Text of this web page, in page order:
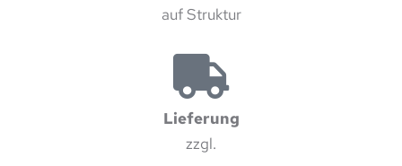
auf Struktur
Lieferung
zzgl.